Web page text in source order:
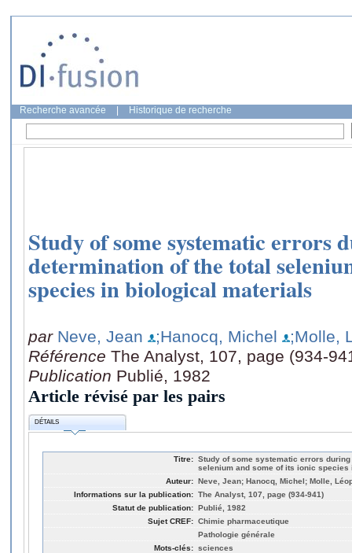
Recherche avancée Historique de recherche
Study of some systematic errors
determination of the total
species in biological materials
par Neve, Jean ;Hanocq, Michel
;Molle,
Référence The Analyst, 107, page (934-
Publication Publié, 1982
Article révisé par les pairs
DÉTAILS
Titre: Study of some systematic errors
selenium and some of its ionic
Auteur: Neve, Jean; Hanocq, Michel; Molle,
Informations sur la publication: The Analyst, 107, page (934-941)
Statut de publication: Publié, 1982
Sujet CREF: Chimie pharmaceutique
Pathologie générale
Mots-clés: sciences